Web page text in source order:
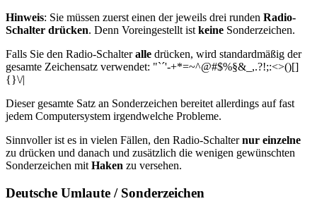
Hinweis: Sie müssen zuerst einen der jeweils drei runden Radio-
Schalter drücken. Denn Voreingestellt ist keine Sonderzeichen.
Falls Sie den Radio-Schalteralle drücken, wird standardmäßig der
gesamte Zeichensatz verwendet: "`´'-+*=~^@#$%§&_,.?!;:<>()[]
{}\/|
Dieser gesamte Satz an Sonderzeichen bereitet allerdings auf fast
jedem Computersystem irgendwelche Probleme.
Sinnvoller ist es in vielen Fällen, den Radio-Schalternur einzelne
zu drücken und danach und zusätzlich die wenigen gewünschten
Sonderzeichen mit Haken zu versehen.
Deutsche Umlaute / Sonderzeichen